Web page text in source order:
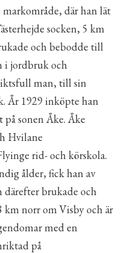
där han lät
socken, 5 km
och bebodde till
i jordbruk och
man, till sin
År 1929 inköpte han
sonen Åke. Åke
Hvilane
rid- och körskola.
ålder, fick han av
därefter brukade och
km norr om Visby och är
med en
på